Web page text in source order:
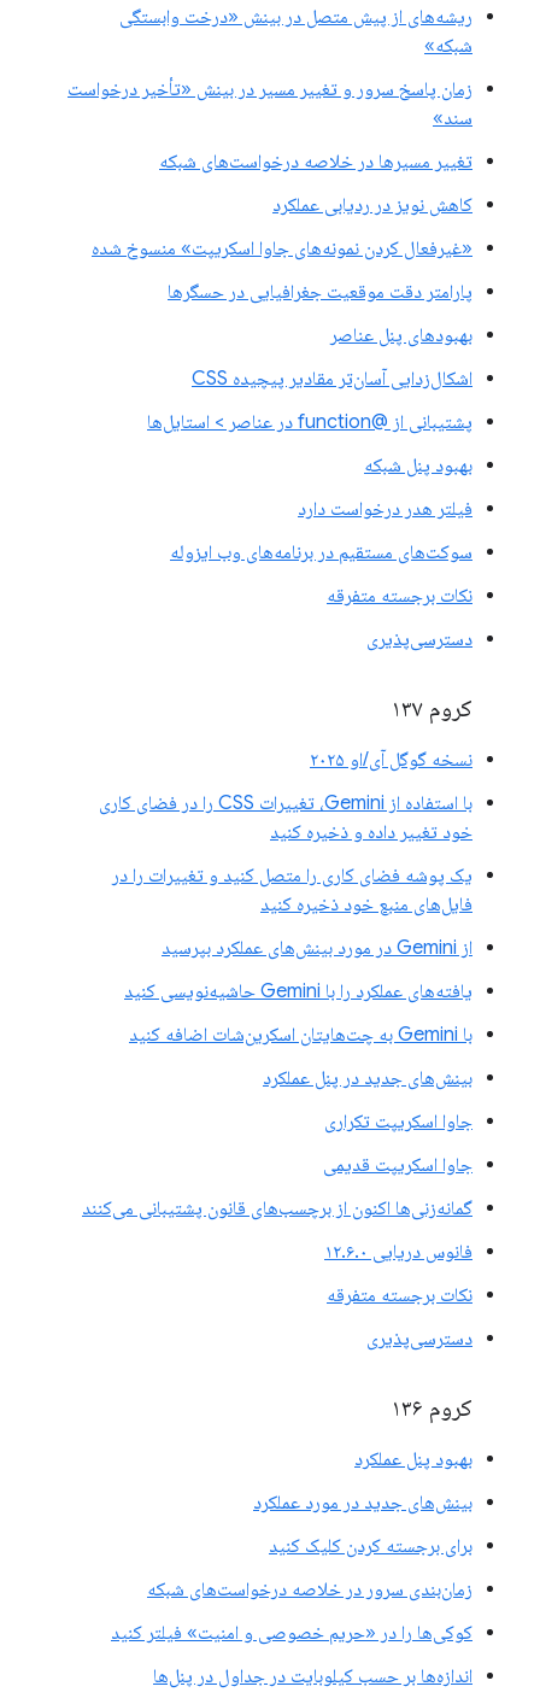
ریشه‌های از پیش متصل در بینش «درخت وابستگی
شبکه»
زمان پاسخ سرور و تغییر مسیر در بینش «تأخیر درخواست
سند»
تغییر مسیرها در خلاصه درخواست‌های شبکه
کاهش نویز در ردیابی عملکرد
«غیرفعال کردن نمونه‌های جاوا اسکریپت» منسوخ شده
پارامتر دقت موقعیت جغرافیایی در حسگرها
بهبودهای پنل عناصر
اشکال‌زدایی آسان‌تر مقادیر پیچیده CSS
پشتیبانی از @function در عناصر > استایل‌ها
بهبود پنل شبکه
فیلتر هدر درخواست دارد
سوکت‌های مستقیم در برنامه‌های وب ایزوله
نکات برجسته متفرقه
دسترسی‌پذیری
کروم ۱۳۷
نسخه گوگل آی/او ۲۰۲۵
با استفاده از Gemini، تغییرات CSS را در فضای کاری
خود تغییر داده و ذخیره کنید
یک پوشه فضای کاری را متصل کنید و تغییرات را در
فایل‌های منبع خود ذخیره کنید
از Gemini در مورد بینش‌های عملکرد بپرسید
یافته‌های عملکرد را با Gemini حاشیه‌نویسی کنید
با Gemini به چت‌هایتان اسکرین‌شات اضافه کنید
بینش‌های جدید در پنل عملکرد
جاوا اسکریپت تکراری
جاوا اسکریپت قدیمی
گمانه‌زنی‌ها اکنون از برچسب‌های قانون پشتیبانی می‌کنند
فانوس دریایی ۱۲.۶.۰
نکات برجسته متفرقه
دسترسی‌پذیری
کروم ۱۳۶
بهبود پنل عملکرد
بینش‌های جدید در مورد عملکرد
برای برجسته کردن کلیک کنید
زمان‌بندی سرور در خلاصه درخواست‌های شبکه
کوکی‌ها را در «حریم خصوصی و امنیت» فیلتر کنید
اندازه‌ها بر حسب کیلوبایت در جداول در پنل‌ها